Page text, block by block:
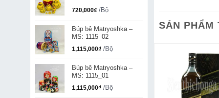
720,000₫ /Bộ
Búp bê Matryoshka –
MS: 1115_02
1,115,000₫ /Bộ
Búp bê Matryoshka –
MS: 1115_01
1,115,000₫ /Bộ
SẢN